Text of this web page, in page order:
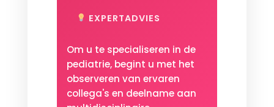
EXPERTADVIES
Om u te specialiseren in de
pediatrie, begint u met het
observeren van ervaren
collega's en deelname aan